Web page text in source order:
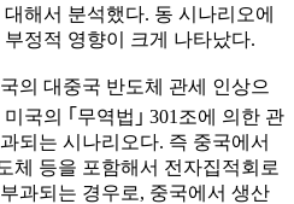
해서 분석했다. 동 시나리오에
정적 영향이 크게 나타났다.
의 대중국 반도체 관세 인상으
국의 ｢무역법｣ 301조에 의한 관
되는 시나리오다. 즉 중국에서
체 등을 포함해서 전자집적회로
과되는 경우로, 중국에서 생산